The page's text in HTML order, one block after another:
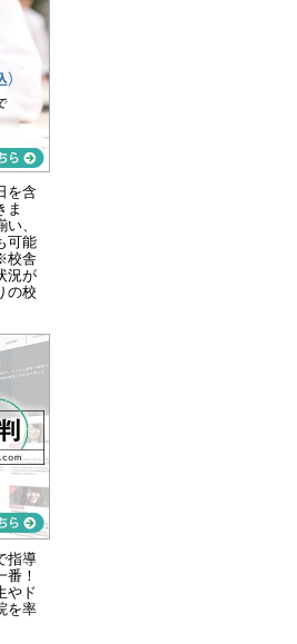
を含
ま
、
可能
校舎
況が
の校
指導
番！
やド
を率